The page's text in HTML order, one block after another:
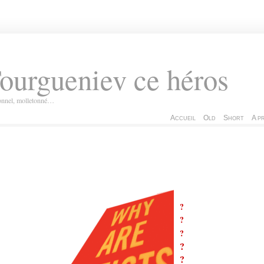
ce héros
molletonné…
Accueil Old Short A
?
?
?
?
?